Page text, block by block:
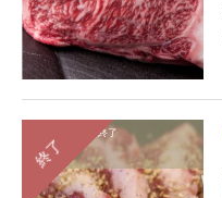
終了
募集終了
報告期間：
終了